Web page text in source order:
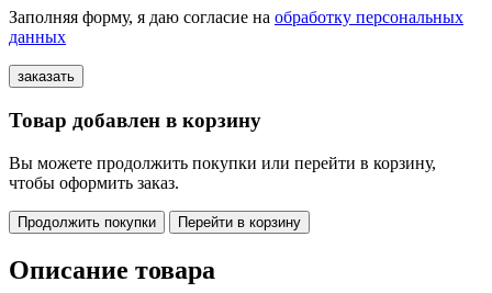
Заполняя форму, я даю согласие на обработку персональных
данных
Товар добавлен в корзину
Вы можете продолжить покупки или перейти в корзину,
чтобы оформить заказ.
Продолжить покупки Перейти в корзину
Описание товара